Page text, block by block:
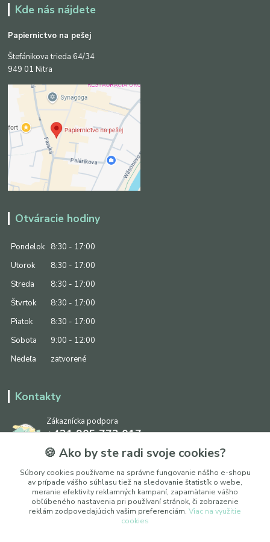
Kde nás nájdete
Papiernictvo na pešej
Štefánikova trieda 64/34
949 01 Nitra
Otváracie hodiny
Pondelok
8:30 - 17:00
Utorok
8:30 - 17:00
Streda
8:30 - 17:00
Štvrtok
8:30 - 17:00
Piatok
8:30 - 17:00
Sobota
9:00 - 12:00
Nedeľa
zatvorené
Kontakty
Zákaznícka podpora
+421 905 773 017
(Po-Pia, 8:30 - 17:00, So: 9:00 - 12:00)
info@ipapier.sk
🍪 Ako by ste radi svoje cookies?
Súbory cookies používame na správne fungovanie nášho e-shopu
av prípade vášho súhlasu tiež na sledovanie štatistík o webe,
meranie efektivity reklamných kampaní, zapamätanie vášho
obľúbeného nastavenia pri používaní stránok, či zobrazenie
reklám zodpovedajúcich vašim preferenciám. Viac na využitie
cookies